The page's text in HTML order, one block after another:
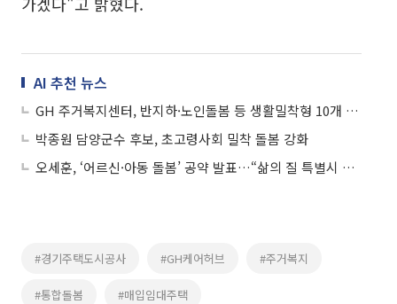
AI 추천 뉴스
GH 주거복지센터, 반지하·노인돌봄 등 생활밀착형 10개 사업 발굴
박종원 담양군수 후보, 초고령사회 밀착 돌봄 강화
오세훈, ‘어르신·아동 돌봄’ 공약 발표…“삶의 질 특별시 서울 만들 것”
#경기주택도시공사 #GH케어허브 #주거복지
#통합돌봄 #매입임대주택